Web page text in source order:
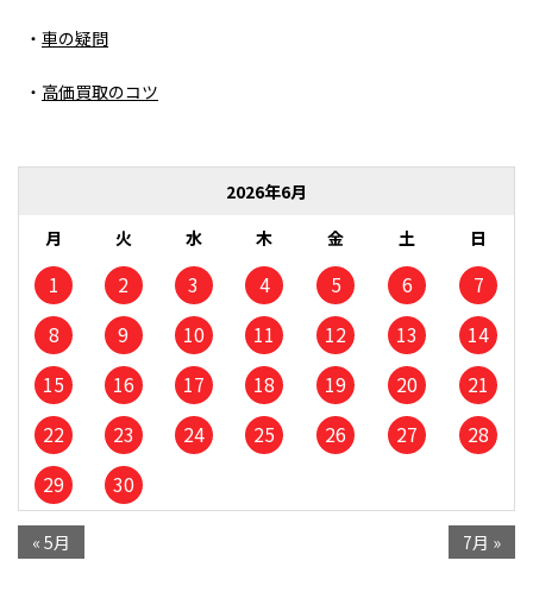
車の疑問
高価買取のコツ
2026年6月
月
火 水 木 金 土 日
1 2 3 4 5 6
7
8
9 10 11 12 13
14
15
16 17 18 19 20
21
22
23 24 25 26 27
28
29
30
« 5月 7月 »